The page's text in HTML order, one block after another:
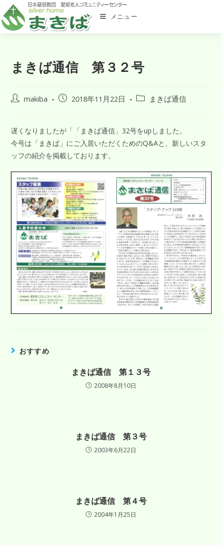
メニュー
まきば通信 第３２号
makiba 2018年11月22日 まきば通信
遅くなりましたが「「まきば通信」32号をupしました。
今号は「まきば」にご入居いただくためのQ&Aと、新しいスタ
ッフの紹介を掲載しております。
おすすめ
まきば通信 第１３号
2008年8月10日
まきば通信 第３号
2003年6月22日
まきば通信 第４号
2004年1月25日